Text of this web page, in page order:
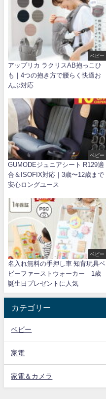
ベビー
アップリカ ラクリスAB抱っこひ
も｜4つの抱き方で腰らく快適お
んぶ対応
ベビー
GUMODEジュニアシート R129適
合＆ISOFIX対応｜3歳〜12歳まで
安心ロングユース
ベビー
名入れ無料の手押し車 知育玩具ベ
ビーファーストウォーカー｜1歳
誕生日プレゼントに人気
カテゴリー
ベビー
家電
家電＆カメラ